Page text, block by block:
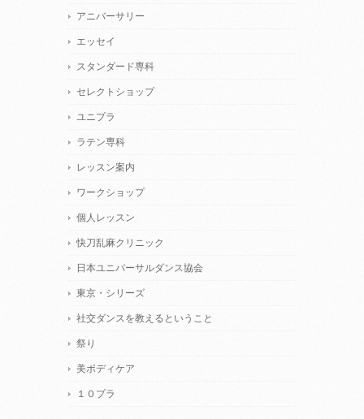
アニバーサリー
エッセイ
スタンダード専科
セレクトショップ
ユニプラ
ラテン専科
レッスン案内
ワークショップ
個人レッスン
快刀乱麻クリニック
日本ユニバーサルダンス協会
東京・シリーズ
社交ダンスを教えるということ
祭り
美ボディケア
１０プラ